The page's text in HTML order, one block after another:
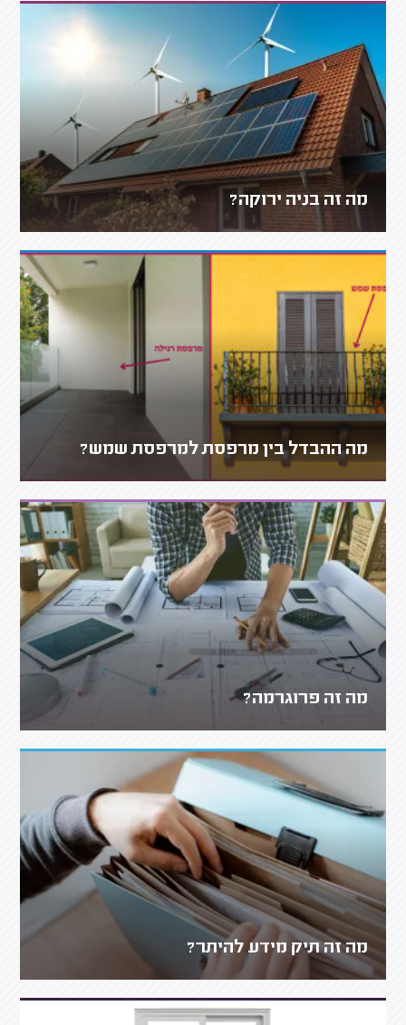
מה זה בניה ירוקה?
מה ההבדל בין מרפסת למרפסת שמש?
מה זה פרוגרמה?
מה זה תיק מידע להיתר?